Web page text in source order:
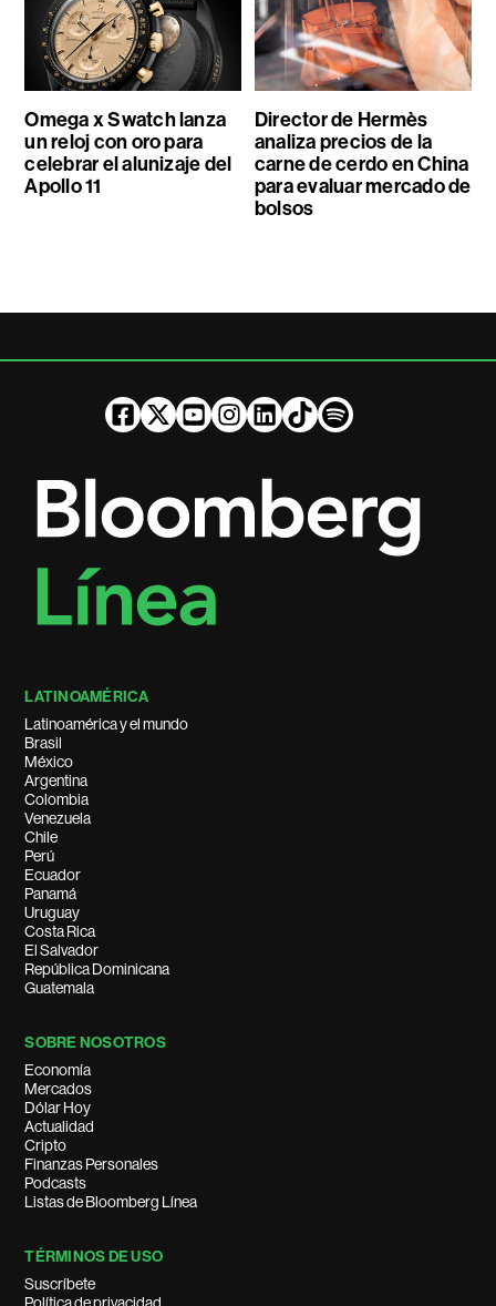
Omega x Swatch lanza
un reloj con oro para
celebrar el alunizaje del
Apollo 11
Director de Hermès
analiza precios de la
carne de cerdo en China
para evaluar mercado de
bolsos
LATINOAMÉRICA
Latinoamérica y el mundo
Brasil
México
Argentina
Colombia
Venezuela
Chile
Perú
Ecuador
Panamá
Uruguay
Costa Rica
El Salvador
República Dominicana
Guatemala
SOBRE NOSOTROS
Economía
Mercados
Dólar Hoy
Actualidad
Cripto
Finanzas Personales
Podcasts
Listas de Bloomberg Línea
TÉRMINOS DE USO
Suscríbete